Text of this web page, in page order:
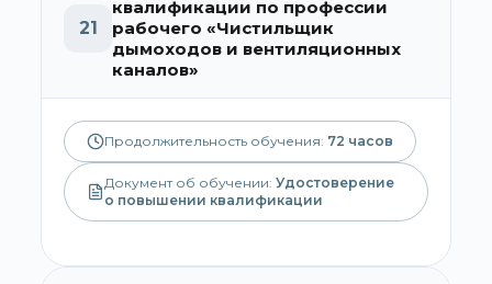
21
квалификации по профессии
рабочего «Чистильщик
дымоходов и вентиляционных
каналов»
Продолжительность обучения: 72 часов
Документ об обучении: Удостоверение
о повышении квалификации